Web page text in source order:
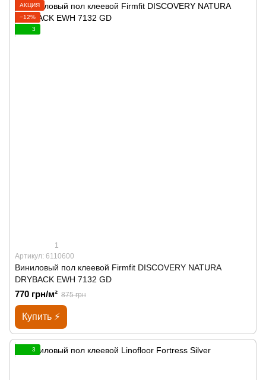
АКЦИЯ
−12%
3
1
Артикул: 6110600
Виниловый пол клеевой Firmfit DISCOVERY NATURA
DRYBACK EWH 7132 GD
770 грн/м² 875 грн
Купить ⚡
3